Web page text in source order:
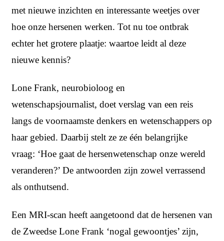
met nieuwe inzichten en interessante weetjes over
hoe onze hersenen werken. Tot nu toe ontbrak
echter het grotere plaatje: waartoe leidt al deze
nieuwe kennis?
Lone Frank, neurobioloog en
wetenschapsjournalist, doet verslag van een reis
langs de voornaamste denkers en wetenschappers op
haar gebied. Daarbij stelt ze ze één belangrijke
vraag: ‘Hoe gaat de hersenwetenschap onze wereld
veranderen?’ De antwoorden zijn zowel verrassend
als onthutsend.
Een MRI-scan heeft aangetoond dat de hersenen van
de Zweedse Lone Frank ‘nogal gewoontjes’ zijn,